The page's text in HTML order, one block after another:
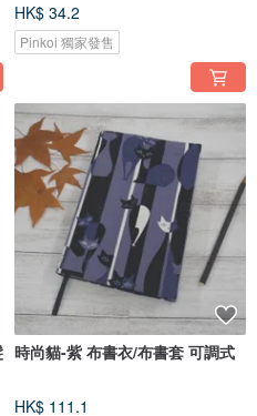
HK$ 34.2
Pinkoi 獨家發售
時尚貓-紫 布書衣/布書套 可調式
HK$ 111.1